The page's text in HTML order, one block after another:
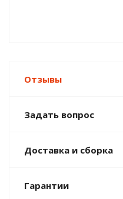
Отзывы
Задать вопрос
Доставка и сборка
Гарантии